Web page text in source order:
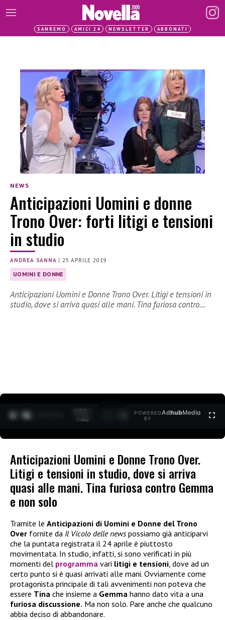
SANREMO AMICI 24 NEWSLETTER ABBONATI
NEWS
Anticipazioni Uomini e donne
Trono Over: forti litigi e tensioni
in studio
ANDREA SANNA |25 APRILE 2019
UOMINI E DONNE
Anticipazioni Uomini e Donne Trono Over. Litigi e tensioni in
studio, dove si arriva quasi alle mani. Tina furiosa contro…
0:04 /
1:40
POWERED
BY
AdhubMedia
Anticipazioni Uomini e Donne Trono Over.
Litigi e tensioni in studio, dove si arriva
quasi alle mani. Tina furiosa contro Gemma
e non solo
Tramite le Anticipazioni di Uomini e Donne del Trono
Over fornite da Il Vicolo delle newspossiamo già anticiparvi
che la puntata registrata il 24 aprile è piuttosto
movimentata. In studio, infatti, si sono verificati in più
momenti del programma vari litigi e tensioni, dove ad un
certo punto si è quasi arrivati alle mani. Ovviamente come
protagonista principale di tali avvenimenti non poteva che
essere Tina che insieme a Gemma hanno dato vita a una
furiosa discussione. Ma non solo. Pare anche che qualcuno
abbia deciso di abbandonare.